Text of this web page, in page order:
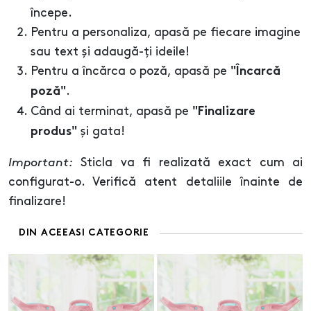
începe.
Pentru a personaliza, apasă pe fiecare imagine
sau text și adaugă-ți ideile!
Pentru a încărca o poză, apasă pe "Încarcă
poză".
Când ai terminat, apasă pe "Finalizare
produs" și gata!
Important: Sticla va fi realizată exact cum ai
configurat-o. Verifică atent detaliile înainte de
finalizare!
DIN ACEEASI CATEGORIE